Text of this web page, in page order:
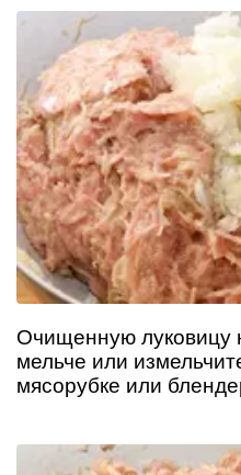
Очищенную луковицу
мельче или
мясорубке или